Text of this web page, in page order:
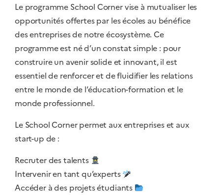
Le programme School Corner vise à mutualiser les
opportunités offertes par les écoles au bénéfice
des entreprises de notre écosystème. Ce
programme est né d’un constat simple : pour
construire un avenir solide et innovant, il est
essentiel de renforcer et de fluidifier les relations
entre le monde de l’éducation-formation et le
monde professionnel.
Le School Corner permet aux entreprises et aux
start-up de :
Recruter des talents
Intervenir en tant qu’experts
Accéder à des projets étudiants